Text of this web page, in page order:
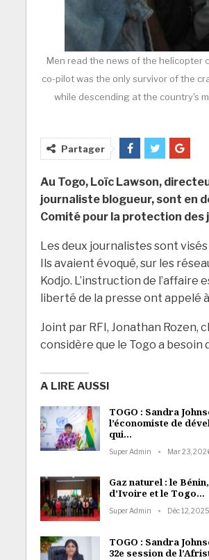
Men read the news of the helicopter
co-pilot was the only survivor of the
while descending at the country's
Partager
Au Togo, Loïc Lawson,
journaliste blogueur, sont en
Comité pour la protection des
Les deux journalistes sont
Ils avaient évoqué, sur les
Kodjo. L’instruction de
liberté de la presse ont appelé
Joint par RFI, Jonathan Rozen,
considère que le Togo a besoin
A LIRE AUSSI
TOGO : Sandra
l’économiste de
qui…
Super Admin Mar 23,
Gaz naturel : le
d’Ivoire et le Togo…
Super Admin Déc 12, 2025
TOGO : Sandra
32e session de